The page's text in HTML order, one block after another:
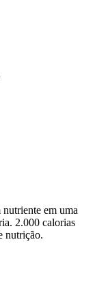
em uma
2.000 calorias
nutrição.